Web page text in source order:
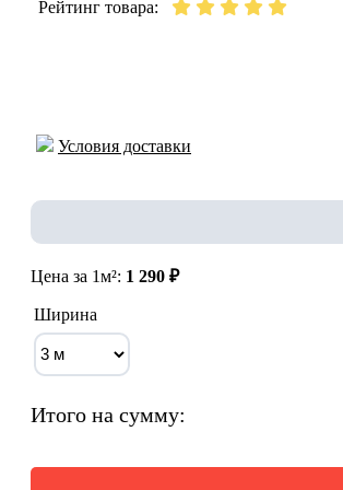
Рейтинг товара:
Условия доставки
Цена за 1м²: 1 290 ₽
Ширина
Итого на сумму: